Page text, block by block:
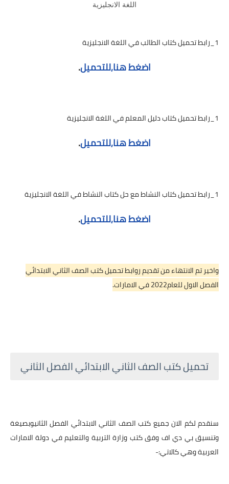
اللغة الانجليزية
1_رابط تحميل كتاب الطالب في اللغة الانجليزية
اضغط هنا,للتحميل.
1_رابط تحميل كتاب دليل المعلم في اللغة الانجليزية
اضغط هنا,للتحميل.
1_رابط تحميل كتاب النشاط مع حل كتاب النشاط في اللغة الانجليزية
اضغط هنا,للتحميل.
واخير تم الانتهاء من تقديم روابط تحميل كتب الصف الثاني الابتدائي
الفصل الاول للعام2022 في الامارات.
تحميل كتب الصف الثاني الابتدائي الفصل الثاني
سنقدم لكم الان جميع كتب الصف الثاني الابتدائي الفصل الثانيوبصيغة
وتنسيق بي دي اف وفق كتب وزارة التربية والتعليم في دولة الامارات
العربية وهي كالاتي:-